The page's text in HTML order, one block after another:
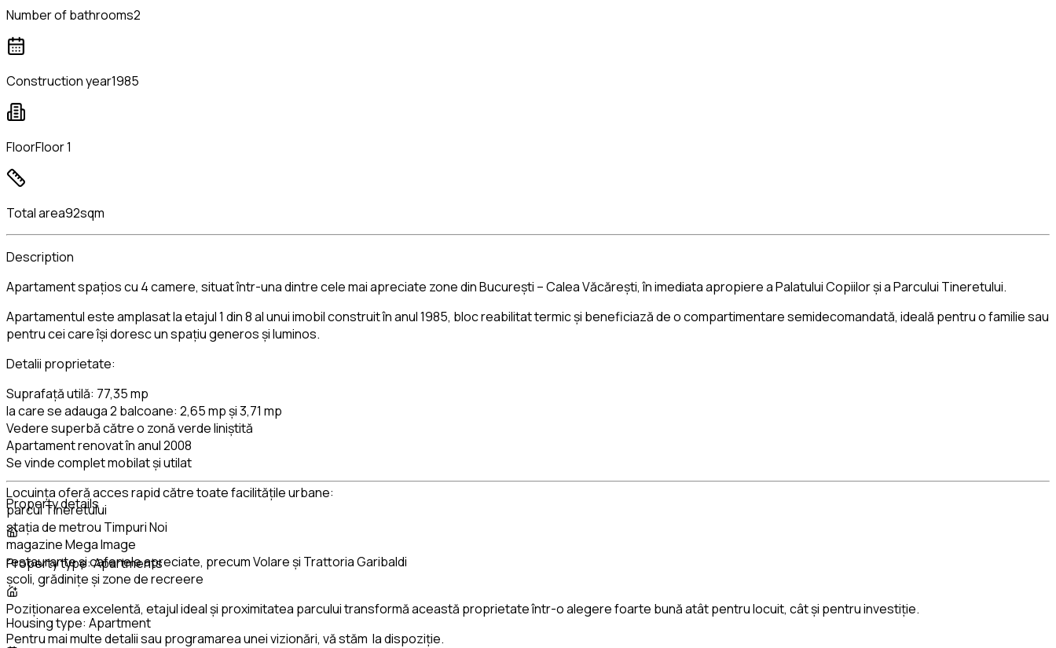
Number of bathrooms2
Construction year1985
FloorFloor 1
Total area92sqm
Description
Apartament spațios cu 4 camere, situat într-una dintre cele mai apreciate zone din București – Calea Văcărești, în imediata apropiere a Palatului Copiilor și a Parcului Tineretului.
Apartamentul este amplasat la etajul 1 din 8 al unui imobil construit în anul 1985, bloc reabilitat termic și beneficiază de o compartimentare semidecomandată, ideală pentru o familie sau
pentru cei care își doresc un spațiu generos și luminos.
Detalii proprietate:
Suprafață utilă: 77,35 mp
la care se adauga 2 balcoane: 2,65 mp și 3,71 mp
Vedere superbă către o zonă verde liniștită
Apartament renovat în anul 2008
Se vinde complet mobilat și utilat
Locuința oferă acces rapid către toate facilitățile urbane:
parcul Tineretului
stația de metrou Timpuri Noi
magazine Mega Image
restaurante și cafenele apreciate, precum Volare și Trattoria Garibaldi
școli, grădinițe și zone de recreere
Poziționarea excelentă, etajul ideal și proximitatea parcului transformă această proprietate într-o alegere foarte bună atât pentru locuit, cât și pentru investiție.
Pentru mai multe detalii sau programarea unei vizionări, vă stăm la dispoziție.
Property details
Property type:Apartments
Housing type: Apartment